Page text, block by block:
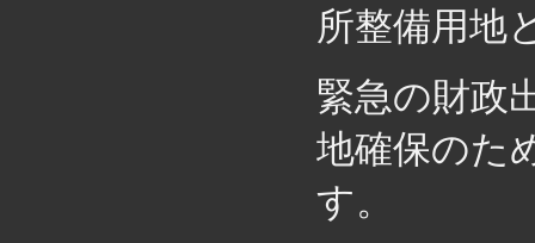
所整備用地
緊急の財政
地確保のた
す。